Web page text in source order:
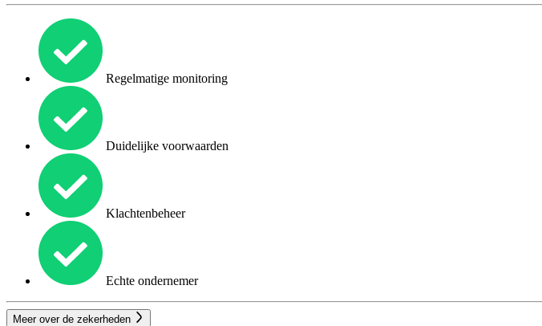
Regelmatige monitoring
Duidelijke voorwaarden
Klachtenbeheer
Echte ondernemer
Meer over de zekerheden